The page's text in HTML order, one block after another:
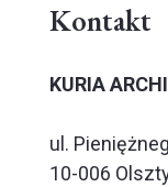
Kontakt
KURIA
ul.
10-006